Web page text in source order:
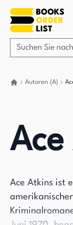
Autoren (A)
Ace Atkins ist